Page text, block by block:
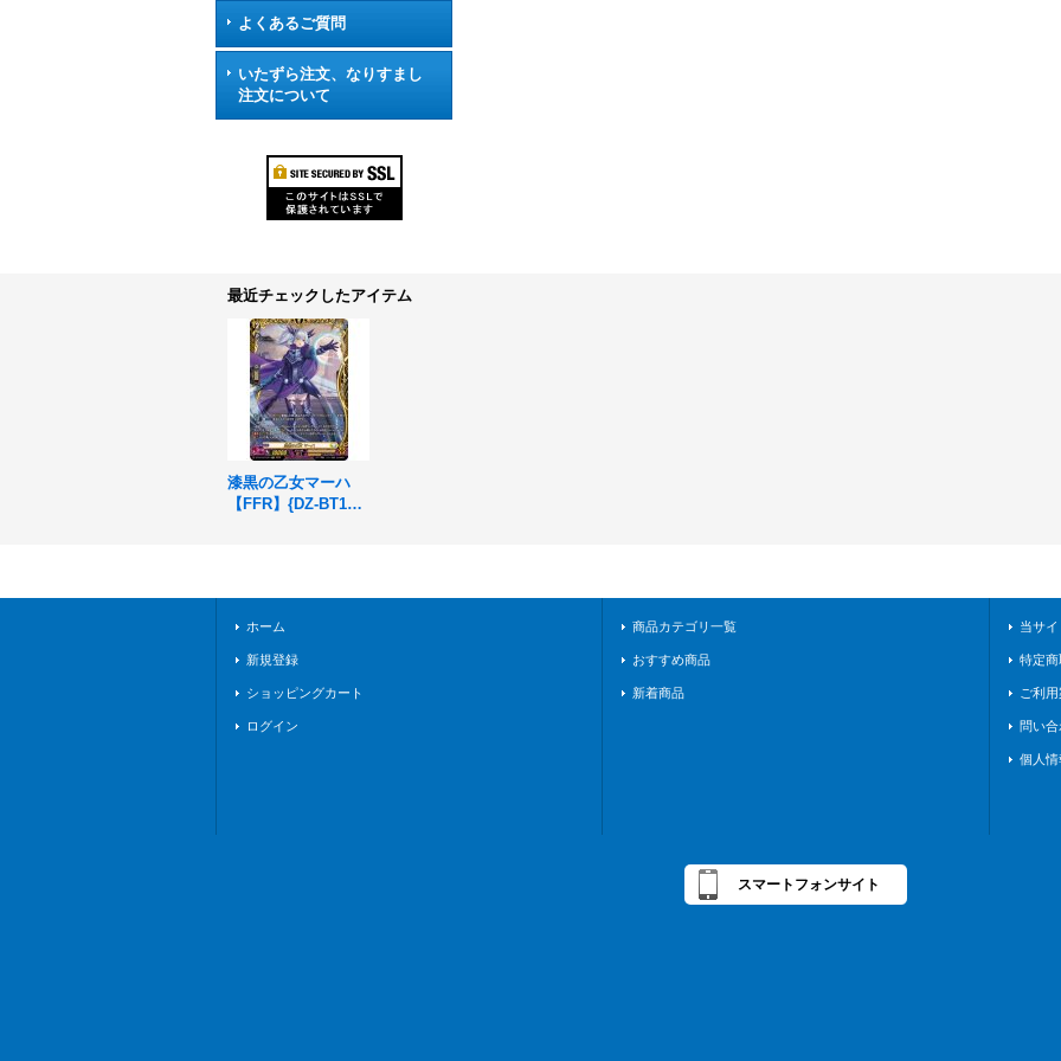
よくあるご質問
いたずら注文、なりすまし
注文について
最近チェックしたアイテム
漆黒の乙女マーハ
【FFR】{DZ-BT15/F
ホーム
新規登録
ショッピングカート
ログイン
商品カテゴリ一覧
おすすめ商品
新着商品
当サ
特定
ご利
問い合
個人
スマートフォンサイト